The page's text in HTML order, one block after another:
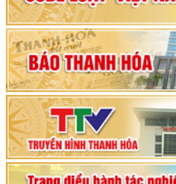
Khai mạc Kỳ họp bất thường
hội khóa XV
Phiên thảo luận Kỳ họp thứ
Thanh Hóa khóa XVIII, nhiệm
Bế mạc Kỳ họp thứ hai bốn,
tỉnh khoá XVIII